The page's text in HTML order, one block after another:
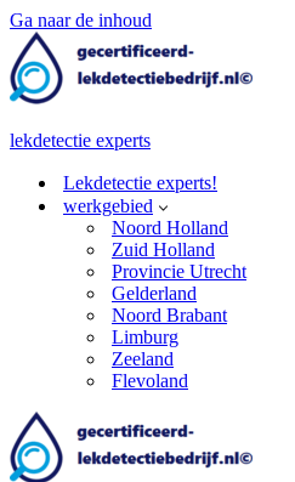
Ga naar de inhoud
lekdetectie experts
Lekdetectie experts!
werkgebied
Noord Holland
Zuid Holland
Provincie Utrecht
Gelderland
Noord Brabant
Limburg
Zeeland
Flevoland